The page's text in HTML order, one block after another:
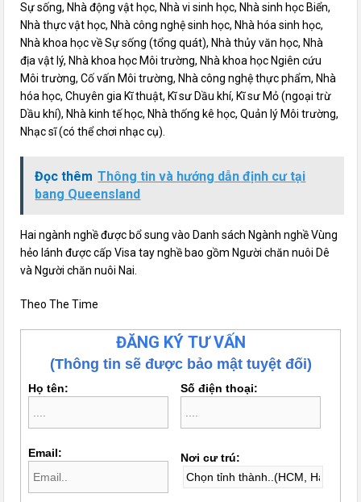
Sự sống, Nhà động vật học, Nhà vi sinh học, Nhà sinh học Biển,
Nhà thực vật học, Nhà công nghệ sinh học, Nhà hóa sinh học,
Nhà khoa học về Sự sống (tổng quát), Nhà thủy văn học, Nhà
địa vật lý, Nhà khoa học Môi trường, Nhà khoa học Ngiên cứu
Môi trường, Cố vấn Môi trường, Nhà công nghệ thực phẩm, Nhà
hóa học, Chuyên gia Kĩ thuật, Kĩ sư Dầu khí, Kĩ sư Mỏ (ngoại trừ
Dầu khí), Nhà kinh tế học, Nhà thống kê học, Quản lý Môi trường,
Nhạc sĩ (có thể chơi nhạc cụ).
Đọc thêm Thông tin và hướng dẫn định cư tại
bang Queensland
Hai ngành nghề được bổ sung vào Danh sách Ngành nghề Vùng
hẻo lánh được cấp Visa tay nghề bao gồm Người chăn nuôi Dê
và Người chăn nuôi Nai.
Theo The Time
ĐĂNG KÝ TƯ VẤN
(Thông tin sẽ được bảo mật tuyệt đối)
Họ tên: Số điện thoại:
Email: Nơi cư trú: